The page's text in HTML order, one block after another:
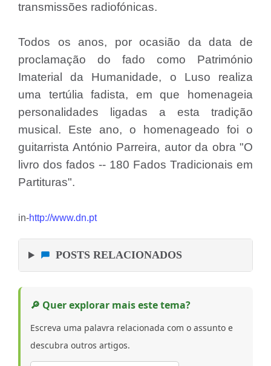
transmissões radiofónicas.
Todos os anos, por ocasião da data de
proclamação do fado como Património
Imaterial da Humanidade, o Luso realiza
uma tertúlia fadista, em que homenageia
personalidades ligadas a esta tradição
musical. Este ano, o homenageado foi o
guitarrista António Parreira, autor da obra "O
livro dos fados -- 180 Fados Tradicionais em
Partituras".
in-http://www.dn.pt
POSTS RELACIONADOS
🔎 Quer explorar mais este tema?
Escreva uma palavra relacionada com o assunto e
descubra outros artigos.